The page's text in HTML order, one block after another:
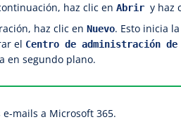
haz clic en Abrir y haz
haz clic en Nuevo. Esto inicia
el Centro de administración de
en segundo plano.
mails a Microsoft 365.